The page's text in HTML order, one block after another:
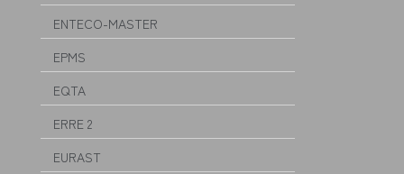
ENTECO-MASTER
EPMS
EQTA
ERRE 2
EURAST